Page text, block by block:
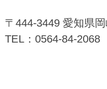
〒444-3449 愛知県
TEL：0564-84-